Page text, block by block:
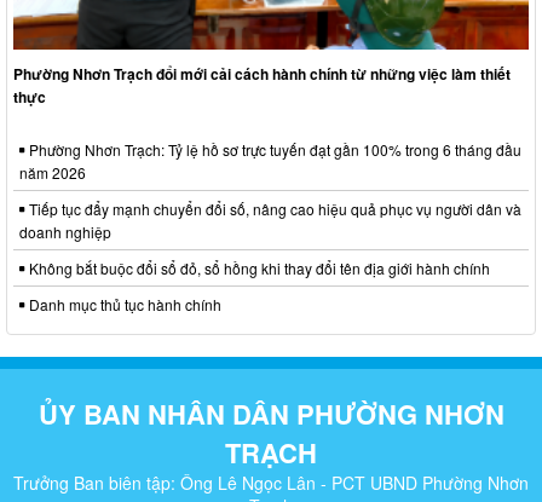
Phường Nhơn Trạch đổi mới cải cách hành chính từ những việc làm thiết
thực
Phường Nhơn Trạch: Tỷ lệ hồ sơ trực tuyến đạt gần 100% trong 6 tháng đầu
năm 2026
Tiếp tục đẩy mạnh chuyển đổi số, nâng cao hiệu quả phục vụ người dân và
doanh nghiệp
Không bắt buộc đổi sổ đỏ, sổ hồng khi thay đổi tên địa giới hành chính
Danh mục thủ tục hành chính
ỦY BAN NHÂN DÂN PHƯỜNG NHƠN
TRẠCH
Trưởng Ban biên tập: Ông Lê Ngọc Lân - PCT UBND Phường Nhơn